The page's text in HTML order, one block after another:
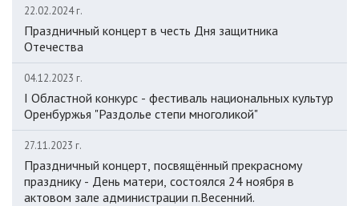
22.02.2024 г.
Праздничный концерт в честь Дня защитника
Отечества
04.12.2023 г.
I Областной конкурс - фестиваль национальных культур
Оренбуржья "Раздолье степи многоликой"
27.11.2023 г.
Праздничный концерт, посвящённый прекрасному
празднику - День матери, состоялся 24 ноября в
актовом зале администрации п.Весенний.